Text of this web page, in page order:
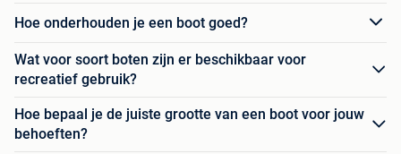
Hoe onderhouden je een boot goed?
Wat voor soort boten zijn er beschikbaar voor
recreatief gebruik?
Hoe bepaal je de juiste grootte van een boot voor jouw
behoeften?